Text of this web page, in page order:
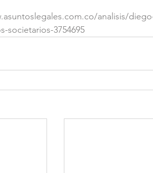
analisis/
societarios-3754695